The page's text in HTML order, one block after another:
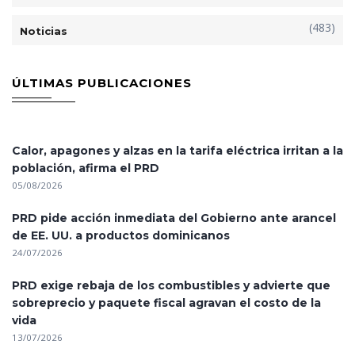
Noticias (483)
ÚLTIMAS PUBLICACIONES
Calor, apagones y alzas en la tarifa eléctrica irritan a la
población, afirma el PRD
05/08/2026
PRD pide acción inmediata del Gobierno ante arancel
de EE. UU. a productos dominicanos
24/07/2026
PRD exige rebaja de los combustibles y advierte que
sobreprecio y paquete fiscal agravan el costo de la
vida
13/07/2026